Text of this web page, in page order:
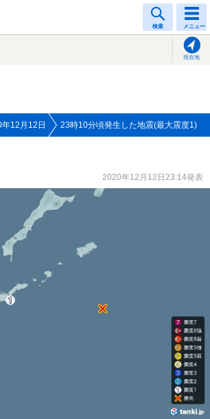
検索 メニュー
現在地
12月12日 23時10分頃発生した地震(最大震度1)
2020年12月12日23:14発表